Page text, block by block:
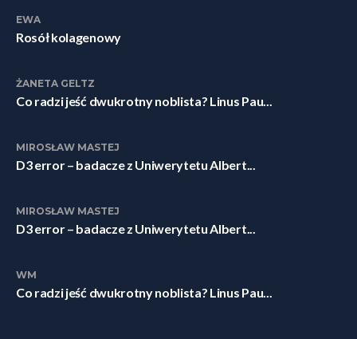
EWA
Rosół kolagenowy
ŻANETA GELTZ
Co radzi jeść dwukrotny noblista? Linus Pau...
MIROSŁAW MASTEJ
D3 error – badacze z Uniwerytetu Albert...
MIROSŁAW MASTEJ
D3 error – badacze z Uniwerytetu Albert...
WM
Co radzi jeść dwukrotny noblista? Linus Pau...